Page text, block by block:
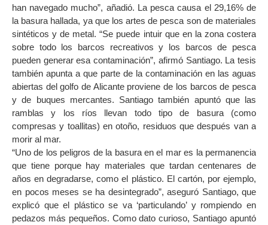
han navegado mucho”, añadió. La pesca causa el 29,16% de
la basura hallada, ya que los artes de pesca son de materiales
sintéticos y de metal. “Se puede intuir que en la zona costera
sobre todo los barcos recreativos y los barcos de pesca
pueden generar esa contaminación”, afirmó Santiago. La tesis
también apunta a que parte de la contaminación en las aguas
abiertas del golfo de Alicante proviene de los barcos de pesca
y de buques mercantes. Santiago también apuntó que las
ramblas y los ríos llevan todo tipo de basura (como
compresas y toallitas) en otoño, residuos que después van a
morir al mar.
“Uno de los peligros de la basura en el mar es la permanencia
que tiene porque hay materiales que tardan centenares de
años en degradarse, como el plástico. El cartón, por ejemplo,
en pocos meses se ha desintegrado”, aseguró Santiago, que
explicó que el plástico se va ‘particulando’ y rompiendo en
pedazos más pequeños. Como dato curioso, Santiago apuntó